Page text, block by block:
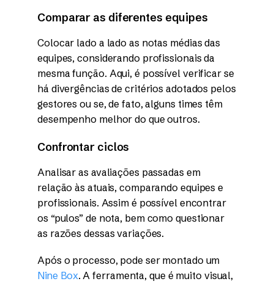
Comparar as diferentes equipes
Colocar lado a lado as notas médias das
equipes, considerando profissionais da
mesma função. Aqui, é possível verificar se
há divergências de critérios adotados pelos
gestores ou se, de fato, alguns times têm
desempenho melhor do que outros.
Confrontar ciclos
Analisar as avaliações passadas em
relação às atuais, comparando equipes e
profissionais. Assim é possível encontrar
os “pulos” de nota, bem como questionar
as razões dessas variações.
Após o processo, pode ser montado um
Nine Box. A ferramenta, que é muito visual,